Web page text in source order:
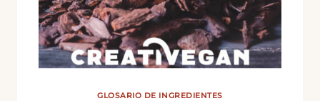
GLOSARIO DE INGREDIENTES